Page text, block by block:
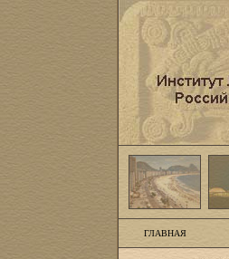
ГЛАВНАЯ